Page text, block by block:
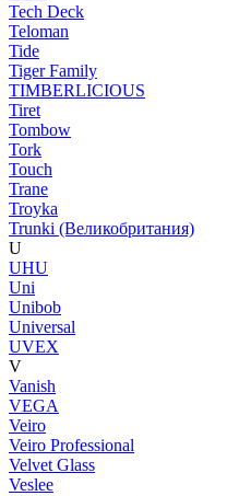
Tech Deck
Teloman
Tide
Tiger Family
TIMBERLICIOUS
Tiret
Tombow
Tork
Touch
Trane
Troyka
Trunki (Великобритания)
U
UHU
Uni
Unibob
Universal
UVEX
V
Vanish
VEGA
Veiro
Veiro Professional
Velvet Glass
Veslee